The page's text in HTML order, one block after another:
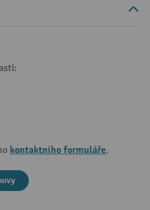
kontaktního formuláře.